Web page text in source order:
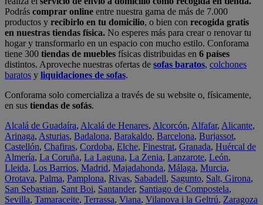
Podrás comprar online entre nuestra gama de más de 7.000
productos y recibirlo en tu domicilio, o bien con recogida gratis
en nuestras tiendas física. No esperes más para crear o renovar tu
hogar y transformarlo en un espacio con mucho estilo. Conforama
tiene 300 tiendas de muebles físicas distribuidas en 6 países
distintos. Aproveche nuestras ofertas de sofas baratos, colchones
baratos y liquidaciones de sofas.
Conforama solo comercializa a través de su website o, físicamente,
en sus tiendas de sofás.
Alcalá de Guadaíra, Alcalá de Henares, Alcorcón, Alfafar, Alicante,
Arinaga, Asturias, Badalona, Barakaldo, Barcelona, Burjassot,
Castellón, Chafiras, Cordoba, Elche, Finestrat, Granada, Huércal de
Almería, La Coruña, La Laguna, La Zenia, Lanzarote, León,
Lleida, Los Barrios, Madrid, Majadahonda, Málaga, Murcia,
Orotava, Palma, Pamplona, Rivas, Sabadell, Sagunto, Salt, Girona,
San Sebastian, Sant Boi, Santander, Santiago de Compostela,
Sevilla, Tamaraceite, Terrassa, Viana, Vilanova i la Geltrú, Zaragoza